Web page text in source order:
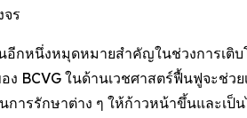
ร
กหนึ่งหมุดหมายสำคัญในช่วงการเติบ
BCVG ในด้านเวชศาสตร์ฟื้นฟูจะช่ว
รรักษาต่าง ๆ ให้ก้าวหน้าขึ้นและเป็น